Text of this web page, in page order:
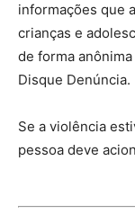
informações que
crianças e
de forma anônima
Disque Denúncia.
Se a violência
pessoa deve